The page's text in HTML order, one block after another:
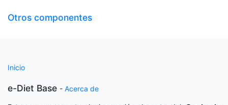
Otros componentes
Inicio
e-Diet Base - Acerca de